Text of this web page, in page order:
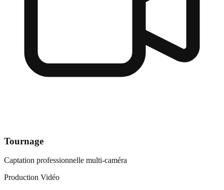
Tournage
Captation professionnelle multi-caméra
Production Vidéo